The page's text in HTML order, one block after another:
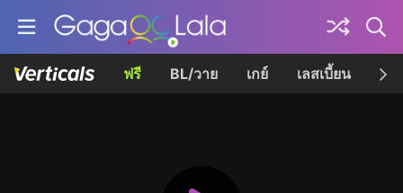
ฟรี BL/วาย เกย์ เลสเบี้ยน เค